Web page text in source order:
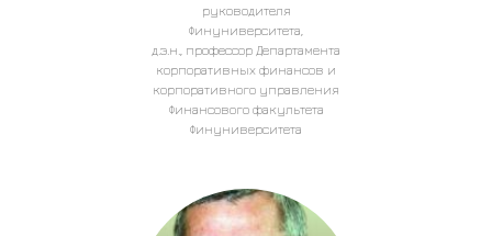
руководителя
Финуниверситета,
д.э.н., профессор Департамента
корпоративных финансов и
корпоративного управления
Финансового факультета
Финуниверситета